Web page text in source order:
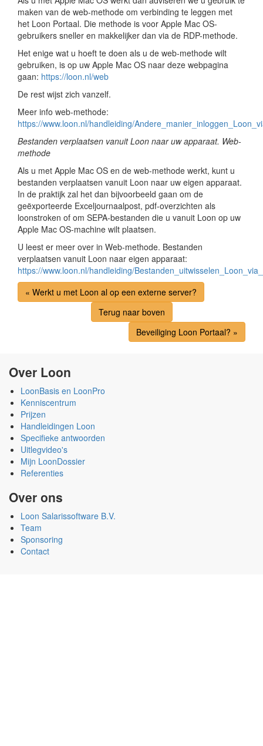
maken van de web-methode om verbinding te leggen met
het Loon Portaal. Die methode is voor Apple Mac OS-
gebruikers sneller en makkelijker dan via de RDP-methode.
Het enige wat u hoeft te doen als u de web-methode wilt
gebruiken, is op uw Apple Mac OS naar deze webpagina
gaan: https://loon.nl/web
De rest wijst zich vanzelf.
Meer info web-methode:
https://www.loon.nl/handleiding/
Bestanden verplaatsen vanuit Loon naar uw apparaat. Web-
methode
Als u met Apple Mac OS en de web-methode werkt, kunt u
bestanden verplaatsen vanuit Loon naar uw eigen apparaat.
In de praktijk zal het dan bijvoorbeeld gaan om de
geëxporteerde Exceljournaalpost, pdf-overzichten als
loonstroken of om SEPA-bestanden die u vanuit Loon op uw
Apple Mac OS-machine wilt plaatsen.
U leest er meer over in Web-methode. Bestanden
verplaatsen vanuit Loon naar eigen apparaat:
https://www.loon.nl/handleiding/
« Werkt u met Loon al op een externe server?
Terug naar boven
Beveiliging Loon Portaal? »
Over Loon
LoonBasis en LoonPro
Kenniscentrum
Prijzen
Handleidingen Loon
Specifieke antwoorden
Uitlegvideo's
Mijn LoonDossier
Referenties
Over ons
Loon Salarissoftware B.V.
Team
Sponsoring
Contact